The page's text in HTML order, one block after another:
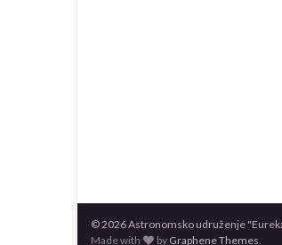
© 2026 Astronomsko udruženje
Made with
by Graphene Themes.